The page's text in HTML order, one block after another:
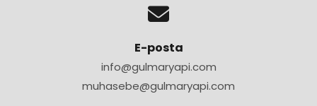
E-posta
info@gulmaryapi.com
muhasebe@gulmaryapi.com